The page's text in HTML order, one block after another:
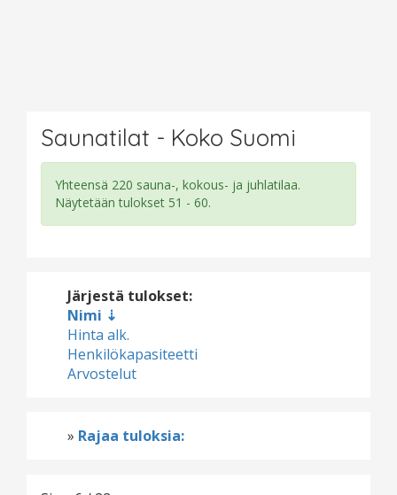
Saunatilat - Koko Suomi
Yhteensä 220 sauna-, kokous- ja juhlatilaa.
Näytetään tulokset 51 - 60.
Järjestä tulokset:
Nimi
Hinta alk.
Henkilökapasiteetti
Arvostelut
» Rajaa tuloksia: